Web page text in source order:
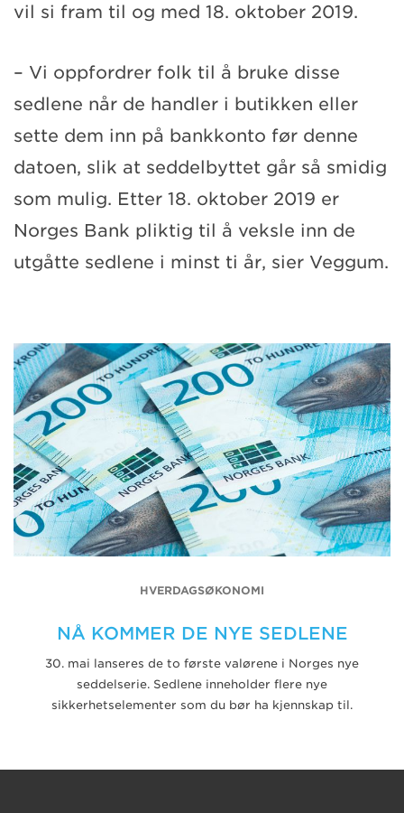
vil si fram til og med 18. oktober 2019.
– Vi oppfordrer folk til å bruke disse
sedlene når de handler i butikken eller
sette dem inn på bankkonto før denne
datoen, slik at seddelbyttet går så smidig
som mulig. Etter 18. oktober 2019 er
Norges Bank pliktig til å veksle inn de
utgåtte sedlene i minst ti år, sier Veggum.
HVERDAGSØKONOMI
NÅ KOMMER DE NYE SEDLENE
30. mai lanseres de to første valørene i Norges nye
seddelserie. Sedlene inneholder flere nye
sikkerhetselementer som du bør ha kjennskap til.